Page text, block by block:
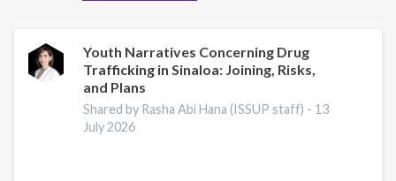
Youth Narratives Concerning Drug
Trafficking in Sinaloa: Joining, Risks,
and Plans
Shared by Rasha Abi Hana (ISSUP staff) - 13
July 2026